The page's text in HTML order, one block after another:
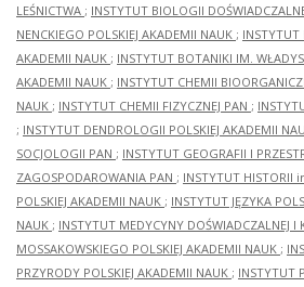
LEŚNICTWA ; INSTYTUT BIOLOGII
NENCKIEGO POLSKIEJ AKADEMII NAUK ; INSTYTUT
AKADEMII NAUK ; INSTYTUT BOTANIKI IM.
AKADEMII NAUK ; INSTYTUT CHEMII
NAUK ; INSTYTUT CHEMII FIZYCZNEJ PAN ;
; INSTYTUT DENDROLOGII POLSKIEJ AKADEMII
SOCJOLOGII PAN ; INSTYTUT GEOGRAFII I
ZAGOSPODAROWANIA PAN ; INSTYTUT HISTORII
POLSKIEJ AKADEMII NAUK ; INSTYTUT JĘZYKA
NAUK ; INSTYTUT MEDYCYNY DOŚWIADCZALNEJ I
MOSSAKOWSKIEGO POLSKIEJ AKADEMII NAUK ;
PRZYRODY POLSKIEJ AKADEMII NAUK ; INSTYTUT